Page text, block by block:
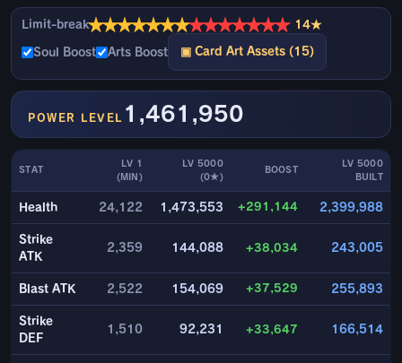
Limit-break★★★★★★★★★★★★★★ 14★
Soul Boost Arts Boost ▣ Card Art Assets (15)
POWER LEVEL 1,461,950
STAT
LV 1
(MIN)
LV 5000
(0★)
BOOST
LV 5000
BUILT
Health 24,122 1,473,553 +291,144 2,399,988
Strike
ATK
2,359 144,088 +38,034 243,005
Blast ATK 2,522 154,069 +37,529 255,893
Strike
DEF
1,510 92,231 +33,647 166,514